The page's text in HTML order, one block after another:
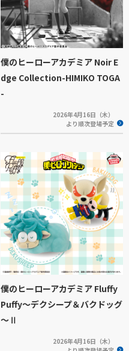
僕のヒーローアカデミア Noir E
dge Collection-HIMIKO TOGA
-
2026年4月16日（木）
より順次登場予定
僕のヒーローアカデミア Fluffy
Puffy～デクシープ＆バクドッグ
～Ⅱ
2026年4月16日（木）